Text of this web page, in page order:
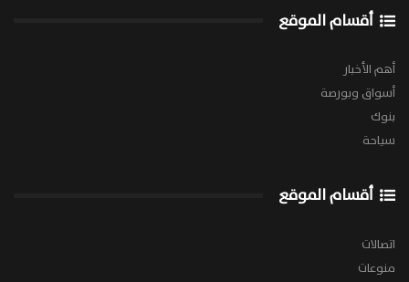
أقسام الموقع
أهم الأخبار
أسواق وبورصة
بنوك
سياحة
أقسام الموقع
اتصالات
منوعات